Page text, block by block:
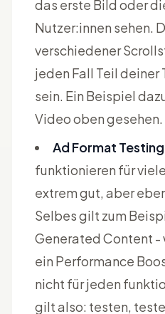
das erste Bild oder
Nutzer:innen sehen.
verschiedener
jeden Fall Teil deiner
sein. Ein Beispiel
Video oben gesehen.
Ad Format
funktionieren für
extrem gut, aber
Selbes gilt zum
Generated Content -
ein Performance
nicht für jeden
gilt also: testen,